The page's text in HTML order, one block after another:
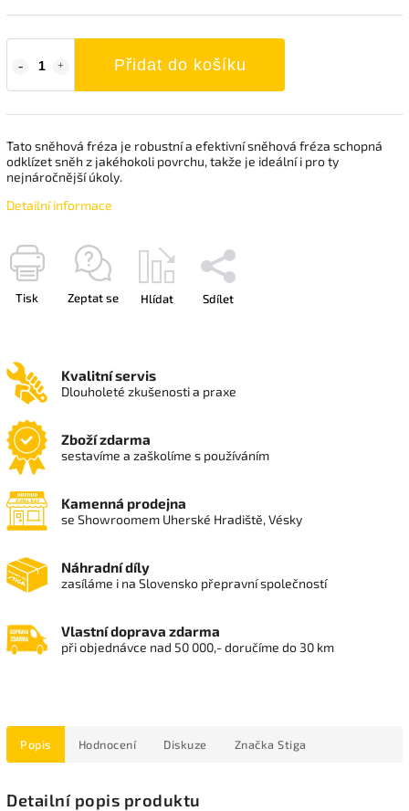
Přidat do košíku
Tato sněhová fréza je robustní a efektivní sněhová fréza schopná
odklízet sněh z jakéhokoli povrchu, takže je ideální i pro ty
nejnáročnější úkoly.
Detailní informace
Tisk Zeptat se Hlídat Sdílet
Kvalitní servis
Dlouholeté zkušenosti a praxe
Zboží zdarma
sestavíme a zaškolíme s používáním
Kamenná prodejna
se Showroomem Uherské Hradiště, Vésky
Náhradní díly
zasíláme i na Slovensko přepravní společností
Vlastní doprava zdarma
při objednávce nad 50 000,- doručíme do 30 km
Popis Hodnocení Diskuze Značka Stiga
Detailní popis produktu